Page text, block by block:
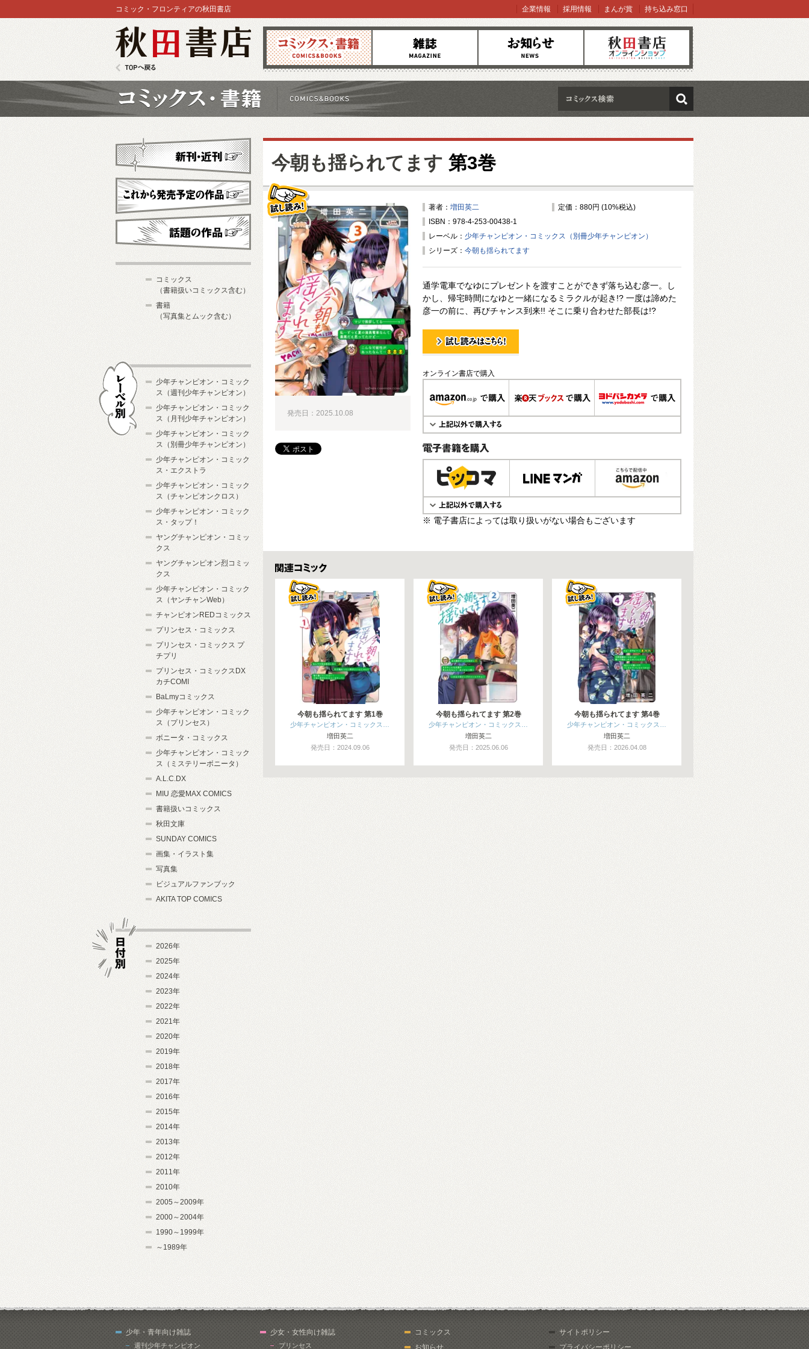
コミックス 雑誌 お知らせ オンラインショップ
コミック・フロンティアの秋田書店 企業情報 採用情報 まんが賞 持ち込み窓口
検索
今朝も揺られてます 第3巻
著者： 増田英二
定価：880円 (10%税込)
ISBN：978-4-253-00438-1
レーベル： 少年チャンピオン・コミックス（別冊少年チャンピオン）
シリーズ： 今朝も揺られてます
通学電車でなゆにプレゼントを渡すことができず落ち込む彦一。し
かし、帰宅時間になゆと一緒になるミラクルが起き!? 一度は諦めた
彦一の前に、再びチャンス到来!! そこに乗り合わせた部長は!?
試し読み！
オンライン書店で購入
電子書籍で購入
※ 電子書店によっては取り扱いがない場合もございます
発売日：2025.10.08
関連コミックス
今朝も揺られてます 第1巻
少年チャンピオン・コミックス…
増田英二
発売日：2024.09.06
今朝も揺られてます 第2巻
少年チャンピオン・コミックス…
増田英二
発売日：2025.06.06
今朝も揺られてます 第4巻
少年チャンピオン・コミックス…
増田英二
発売日：2026.04.08
新刊・近刊
これから発売予定
コミックス
（書籍扱いコミックス含む）
書籍
（写真集とムック含む）
少年チャンピオン・コミック
ス（週刊少年チャンピオン）
少年チャンピオン・コミック
ス（月刊少年チャンピオン）
少年チャンピオン・コミック
ス（別冊少年チャンピオン）
少年チャンピオン・コミック
ス・エクストラ
少年チャンピオン・コミック
ス（チャンピオンクロス）
少年チャンピオン・コミック
ス・タップ！
ヤングチャンピオン・コミッ
クス
ヤングチャンピオン烈コミッ
クス
少年チャンピオン・コミック
ス（ヤンチャンWeb）
チャンピオンREDコミックス
プリンセス・コミックス
プリンセス・コミックス プ
チプリ
プリンセス・コミックスDX
カチCOMI
BaLmyコミックス
少年チャンピオン・コミック
ス（プリンセス）
ボニータ・コミックス
少年チャンピオン・コミック
ス（ミステリーボニータ）
A.L.C.DX
MIU 恋愛MAX COMICS
書籍扱いコミックス
秋田文庫
SUNDAY COMICS
画集・イラスト集
写真集
ビジュアルファンブック
AKITA TOP COMICS
2026年
2025年
2024年
2023年
2022年
2021年
2020年
2019年
2018年
2017年
2016年
2015年
2014年
2013年
2012年
2011年
2010年
2005～2009年
2000～2004年
1990～1999年
～1989年
少年・青年向け雑誌
週刊少年チャンピオン
少女・女性向け雑誌
プリンセス
コミックス
お知らせ
サイトポリシー
プライバシーポリシー